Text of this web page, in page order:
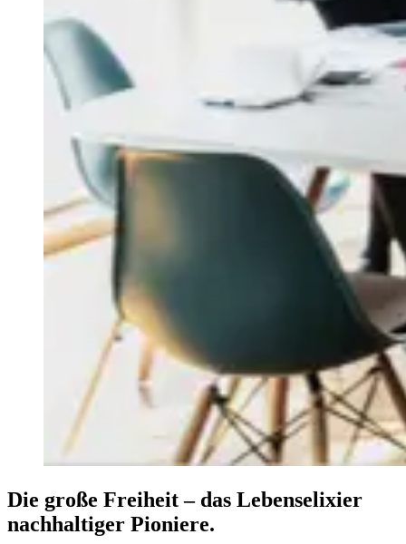
Die große Freiheit – das Lebenselixier
nachhaltiger Pioniere.